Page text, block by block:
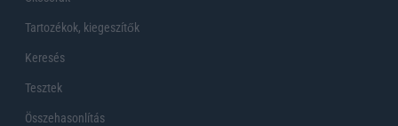
Tartozékok, kiegeszítők
Keresés
Tesztek
Összehasonlítás